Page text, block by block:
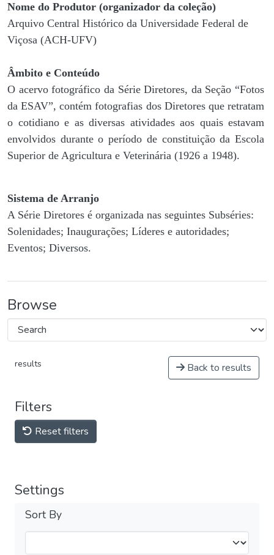
Nome do Produtor (organizador da coleção)
Arquivo Central Histórico da Universidade Federal de
Viçosa (ACH-UFV)
Âmbito e Conteúdo
O acervo fotográfico da Série Diretores, da Seção “Fotos
da ESAV”, contém fotografias dos Diretores que retratam
o cotidiano e as diversas atividades aos quais estavam
envolvidos durante o período de constituição da Escola
Superior de Agricultura e Veterinária (1926 a 1948).
Sistema de Arranjo
A Série Diretores é organizada nas seguintes Subséries:
Solenidades; Inaugurações; Líderes e autoridades;
Eventos; Diversos.
Browse
results Back to results
Filters
Reset filters
Settings
Sort By